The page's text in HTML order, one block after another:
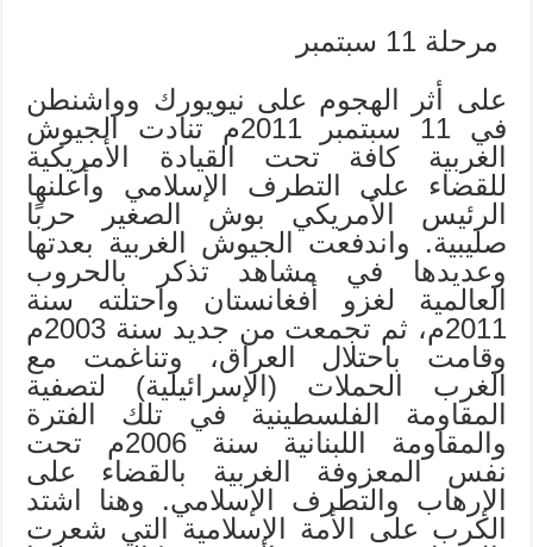
مرحلة 11 سبتمبر
على أثر الهجوم على نيويورك وواشنطن
في 11 سبتمبر 2011م تنادت الجيوش
الغربية كافة تحت القيادة الأمريكية
للقضاء على التطرف الإسلامي وأعلنها
الرئيس الأمريكي بوش الصغير حربًا
صليبية. واندفعت الجيوش الغربية بعدتها
وعديدها في مشاهد تذكر بالحروب
العالمية لغزو أفغانستان واحتلته سنة
2011م، ثم تجمعت من جديد سنة 2003م
وقامت باحتلال العراق، وتناغمت مع
الغرب الحملات (الإسرائيلية) لتصفية
المقاومة الفلسطينية في تلك الفترة
والمقاومة اللبنانية سنة 2006م تحت
نفس المعزوفة الغربية بالقضاء على
الإرهاب والتطرف الإسلامي. وهنا اشتد
الكرب على الأمة الإسلامية التي شعرت